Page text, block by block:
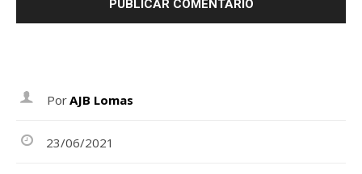
PorAJB Lomas
23/06/2021